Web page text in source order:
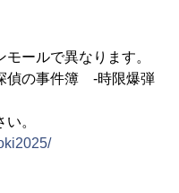
ールで異なります。
偵の事件簿 -時限爆弾
。